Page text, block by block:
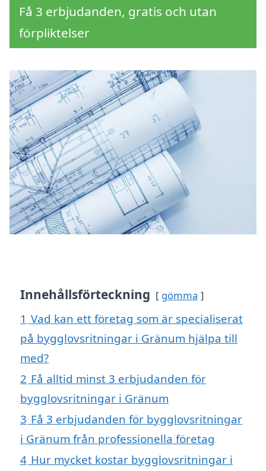
Få 3 erbjudanden, gratis och utan
förpliktelser
Innehållsförteckning gömma
1 Vad kan ett företag som är specialiserat
på bygglovsritningar i Gränum hjälpa till
med?
2 Få alltid minst 3 erbjudanden för
bygglovsritningar i Gränum
3 Få 3 erbjudanden för bygglovsritningar
i Gränum från professionella företag
4 Hur mycket kostar bygglovsritningar i